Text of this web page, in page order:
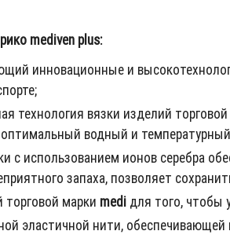
mediven plus:
инновационные и
технология вязки изделий
водный и
с использованием ионов серебра
запаха, позволяет
марки medi для того, чтобы
эластичной нити,